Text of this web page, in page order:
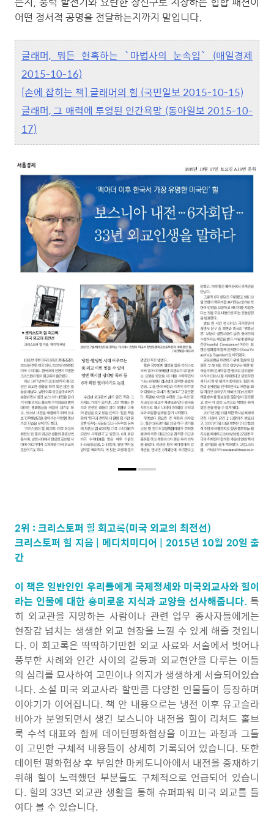
어떤 정서적 공명을 전달하는지까지 말입니다.
글래머, 뭐든 현혹하는 `마법사의 눈속임` (매일경제
2015-10-16)
[손에 잡히는 책] 글래머의 힘 (국민일보 2015-10-15)
글래머, 그 매력에 투영된 인간욕망 (동아일보 2015-10-
17)
2위 : 크리스토퍼 힐 회고록(미국 외교의 최전선)
크리스토퍼 힐 지음 | 메디치미디어 | 2015년 10월 20일 출
간
이 책은 일반인인 우리들에게 국제정세와 미국외교사와 힐이
라는 인물에 대한 흥미로운 지식과 교양을 선사해줍니다. 특
히 외교관을 지망하는 사람이나 관련 업무 종사자들에게는
현장감 넘치는 생생한 외교 현장을 느낄 수 있게 해줄 것입니
다. 이 회고록은 딱딱하기만한 외교 사료와 서술에서 벗어나
풍부한 사례와 인간 사이의 갈등과 외교현안을 다루는 이들
의 심리를 묘사하여 고민이나 의지가 생생하게 서술되어있습
니다. 소설 미국 외교사라 할만큼 다양한 인물들이 등장하며
이야기가 이어집니다. 책 안 내용으로는 냉전 이후 유고슬라
비아가 분열되면서 생긴 보스니아 내전을 힐이 리처드 홀브
룩 수석 대표와 함께 데이턴평화협상을 이끄는 과정과 그들
이 고민한 구체적 내용들이 상세히 기록되어 있습니다. 또한
데이턴 평화협상 후 부임한 마케도니아에서 내전을 중재하기
위해 힐이 노력했던 부분들도 구체적으로 언급되어 있습니
다. 힐의 33년 외교관 생활을 통해 슈퍼파워 미국 외교를 들
여다 볼 수 있습니다.